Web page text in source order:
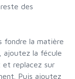
des
fondre la matière
ajoutez la fécule
replacez sur
Puis ajoutez